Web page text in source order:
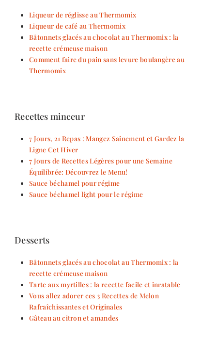
Liqueur de réglisse au Thermomix
Liqueur de café au Thermomix
Bâtonnets glacés au chocolat au Thermomix : la
recette crémeuse maison
Comment faire du pain sans levure boulangère au
Thermomix
Recettes minceur
7 Jours, 21 Repas : Mangez Sainement et Gardez la
Ligne Cet Hiver
7 Jours de Recettes Légères pour une Semaine
Équilibrée: Découvrez le Menu!
Sauce béchamel pour régime
Sauce béchamel light pour le régime
Desserts
Bâtonnets glacés au chocolat au Thermomix : la
recette crémeuse maison
Tarte aux myrtilles : la recette facile et inratable
Vous allez adorer ces 3 Recettes de Melon
Rafraîchissantes et Originales
Gâteau au citron et amandes